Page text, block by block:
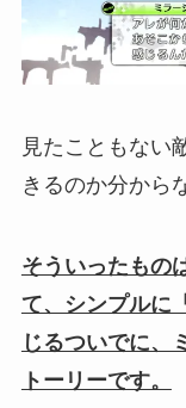
見たこともない
きるのか分から
そういったもの
て、シンプルに
じるついでに、
トーリーです。